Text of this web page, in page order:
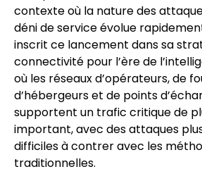
contexte où la nature des
déni de service évolue
inscrit ce lancement dans sa
connectivité pour l’ère de
où les réseaux d’opérateurs, de
d’hébergeurs et de points
supportent un trafic critique de
important, avec des attaques
difficiles à contrer avec les
traditionnelles.